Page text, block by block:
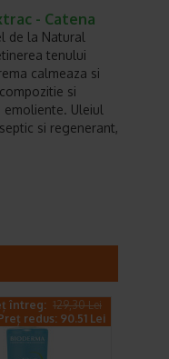
- Catena
de la Natural
tenului
calmeaza si
si
Uleiul
si regenerant,
întreg: 129,30 Lei
redus: 90.51 Lei